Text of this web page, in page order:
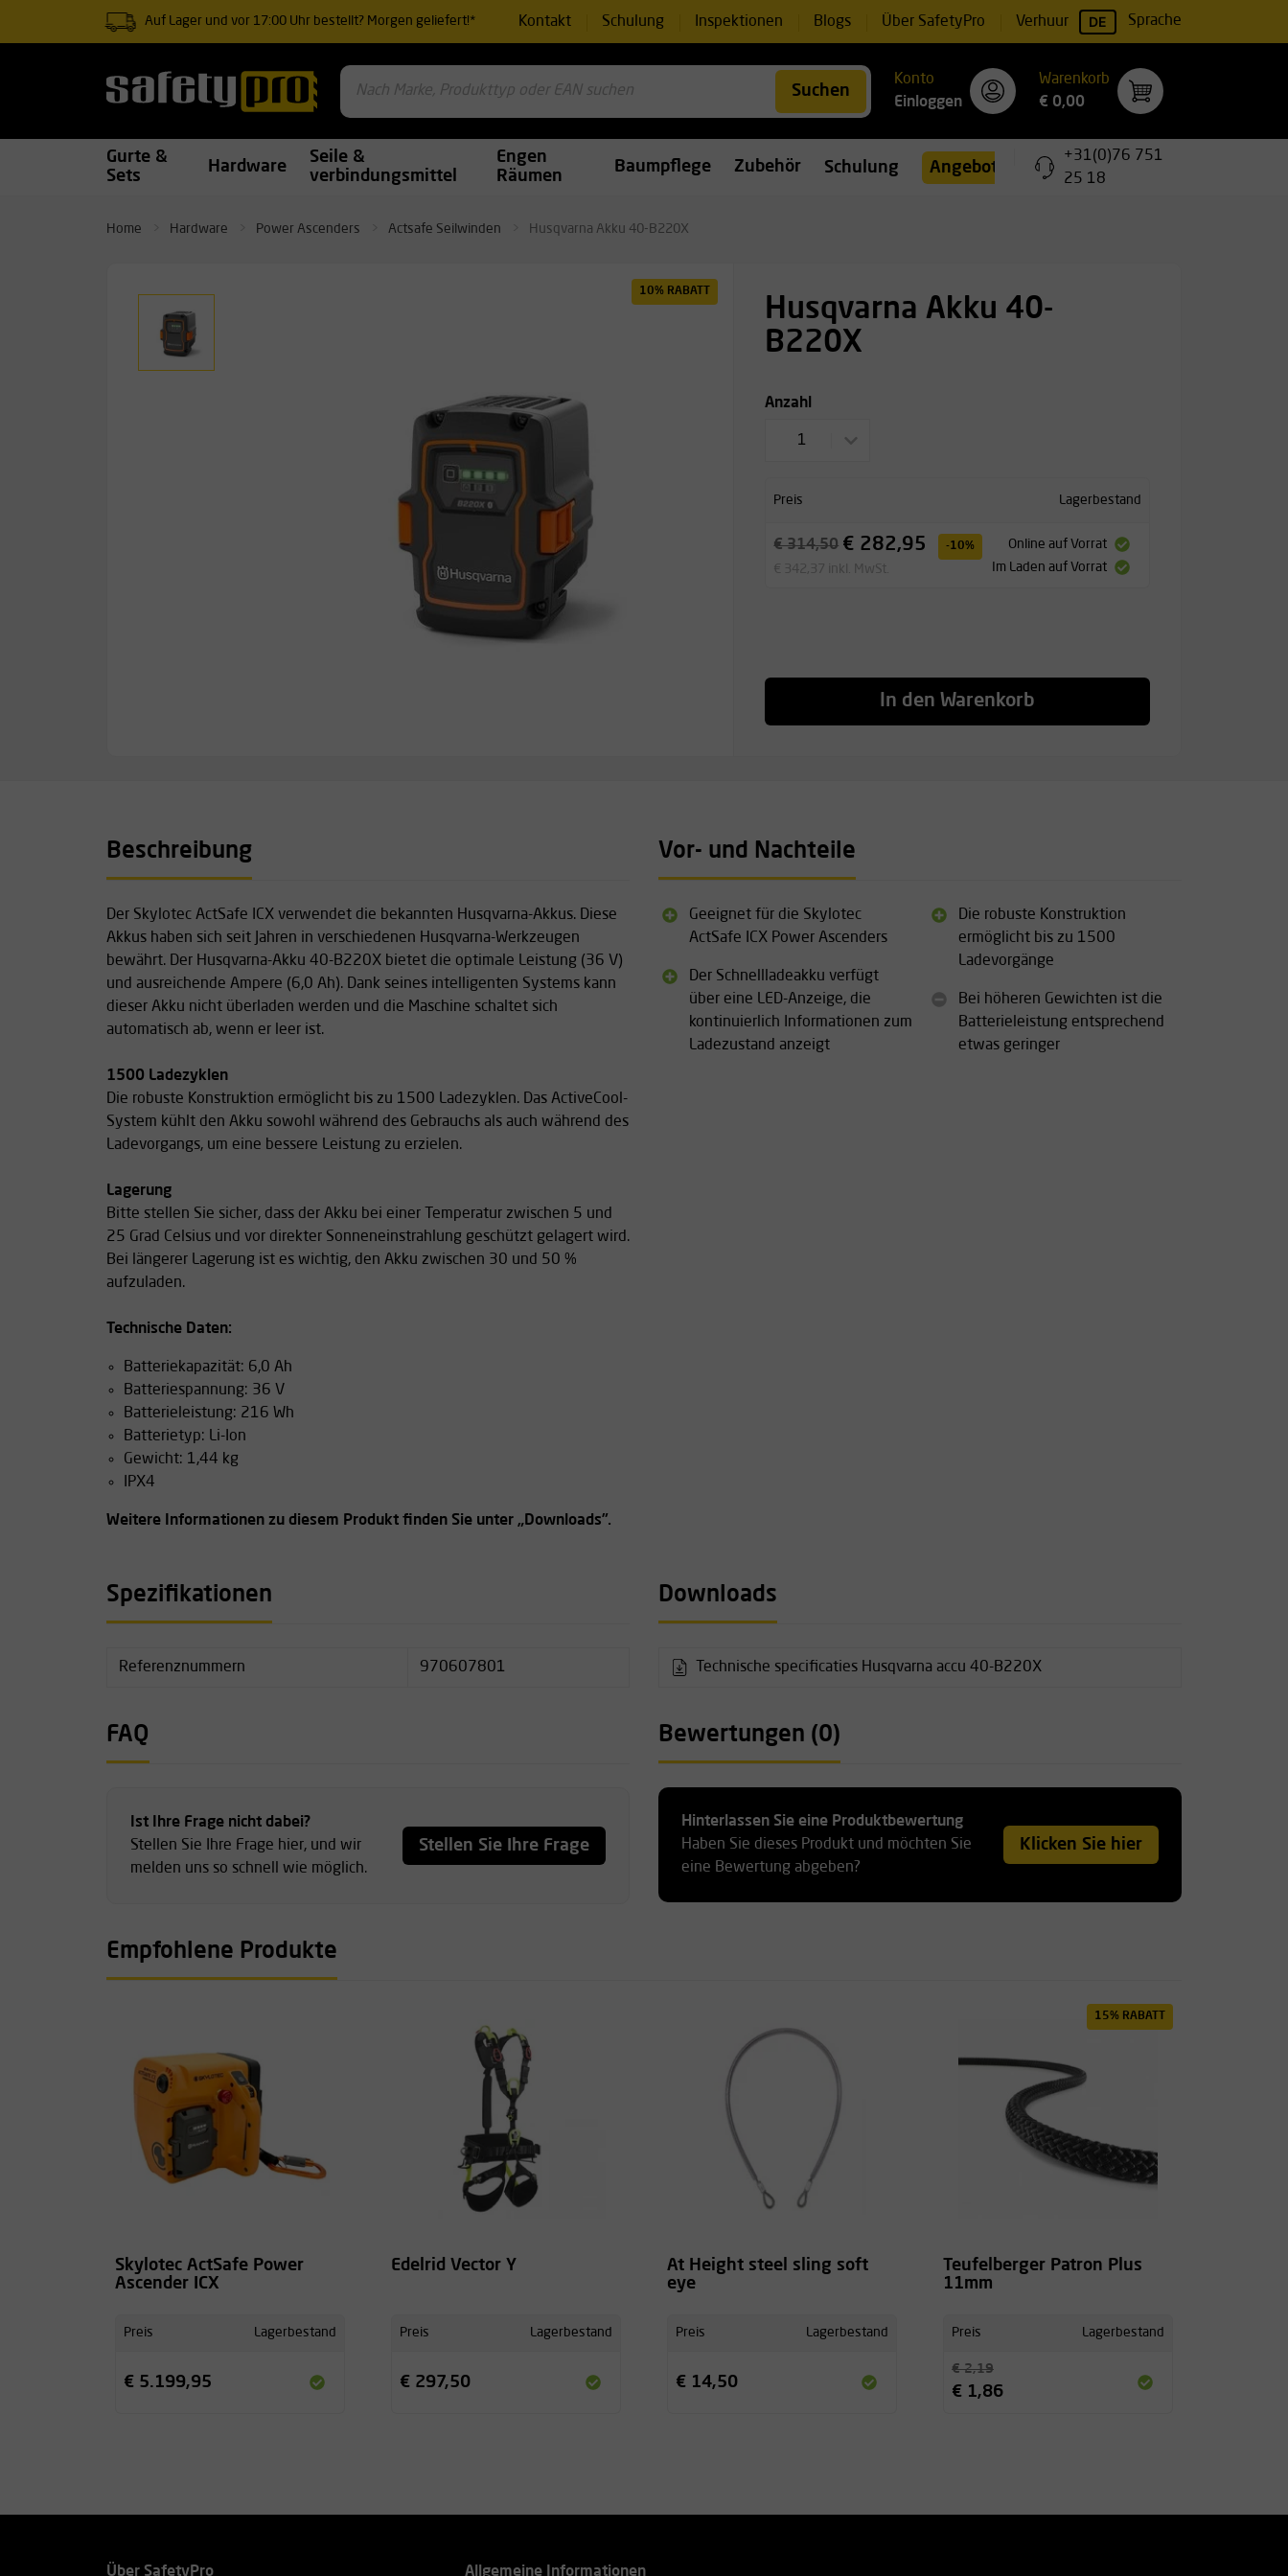
Auf Lager und vor 17:00 Uhr bestellt? Morgen geliefert!* Kontakt Schulung Inspektionen Blogs Über SafetyPro Verhuur DE Sprache
Suchen
Konto
Einloggen
Warenkorb
€ 0,00
Gurte &
Sets
Hardware
Seile &
verbindungsmittel
Engen
Räumen
Baumpflege Zubehör Schulungen Angebote
+31(0)76 751
25 18
Home Hardware Power Ascenders Actsafe Seilwinden Husqvarna Akku 40-B220X
10% RABATT
Husqvarna Akku 40-
B220X
Anzahl
1
Preis Lagerbestand
€ 314,50 € 282,95 -10%
€ 342,37 inkl. MwSt.
Online auf Vorrat
Im Laden auf Vorrat
In den Warenkorb
Beschreibung
Der Skylotec ActSafe ICX verwendet die bekannten Husqvarna-Akkus. Diese
Akkus haben sich seit Jahren in verschiedenen Husqvarna-Werkzeugen
bewährt. Der Husqvarna-Akku 40-B220X bietet die optimale Leistung (36 V)
und ausreichende Ampere (6,0 Ah). Dank seines intelligenten Systems kann
dieser Akku nicht überladen werden und die Maschine schaltet sich
automatisch ab, wenn er leer ist.
1500 Ladezyklen
Die robuste Konstruktion ermöglicht bis zu 1500 Ladezyklen. Das ActiveCool-
System kühlt den Akku sowohl während des Gebrauchs als auch während des
Ladevorgangs, um eine bessere Leistung zu erzielen.
Lagerung
Bitte stellen Sie sicher, dass der Akku bei einer Temperatur zwischen 5 und
25 Grad Celsius und vor direkter Sonneneinstrahlung geschützt gelagert wird.
Bei längerer Lagerung ist es wichtig, den Akku zwischen 30 und 50 %
aufzuladen.
Technische Daten:
Batteriekapazität: 6,0 Ah
Batteriespannung: 36 V
Batterieleistung: 216 Wh
Batterietyp: Li-Ion
Gewicht: 1,44 kg
IPX4
Weitere Informationen zu diesem Produkt finden Sie unter „Downloads”.
Vor- und Nachteile
Geeignet für die Skylotec
ActSafe ICX Power Ascenders
Der Schnellladeakku verfügt
über eine LED-Anzeige, die
kontinuierlich Informationen zum
Ladezustand anzeigt
Die robuste Konstruktion
ermöglicht bis zu 1500
Ladevorgänge
Bei höheren Gewichten ist die
Batterieleistung entsprechend
etwas geringer
Spezifikationen
Referenznummern 970607801
Downloads
Technische specificaties Husqvarna accu 40-B220X
FAQ
Ist Ihre Frage nicht dabei?
Stellen Sie Ihre Frage hier, und wir
melden uns so schnell wie möglich.
Stellen Sie Ihre Frage
Bewertungen (0)
Hinterlassen Sie eine Produktbewertung
Haben Sie dieses Produkt und möchten Sie
eine Bewertung abgeben?
Klicken Sie hier
Empfohlene Produkte
Skylotec ActSafe Power
Ascender ICX
Preis Lagerbestand
€ 5.199,95
Edelrid Vector Y
Preis Lagerbestand
€ 297,50
At Height steel sling soft
eye
Preis Lagerbestand
€ 14,50
15% RABATT
Teufelberger Patron Plus
11mm
Preis Lagerbestand
€ 2,19
€ 1,86
Über SafetyPro Allgemeine Informationen